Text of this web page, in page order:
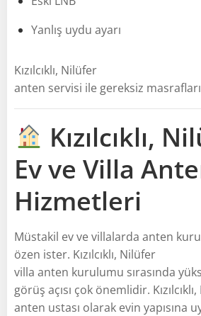
Yanlış uydu ayarı
Kızılcıklı, Nilüfer
anten servisi ile gereksiz
Kızılcıklı,
Ev ve Villa
Hizmetleri
Müstakil ev ve villalarda anten
özen ister. Kızılcıklı, Nilüfer
villa anten kurulumu sırasında
görüş açısı çok önemlidir.
anten ustası olarak evin yapısına